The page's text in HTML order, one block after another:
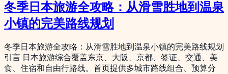
冬季日本旅游全攻略：从滑雪胜地到温泉
小镇的完美路线规划
冬季日本旅游全攻略：从滑雪胜地到温泉小镇的完美路线规划
引言 日本旅游综合覆盖东京、大阪、京都、签证、交通、美
食、住宿和自由行路线。首页提供多城市路线组合、预算分